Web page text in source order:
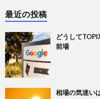
最近の投稿
どうして
前場
相場の気迷い